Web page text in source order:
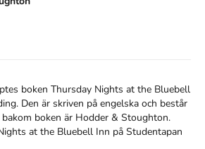
boken Thursday Nights at the Bluebell
. Den är skriven på engelska och består
boken är Hodder & Stoughton.
at the Bluebell Inn på Studentapan